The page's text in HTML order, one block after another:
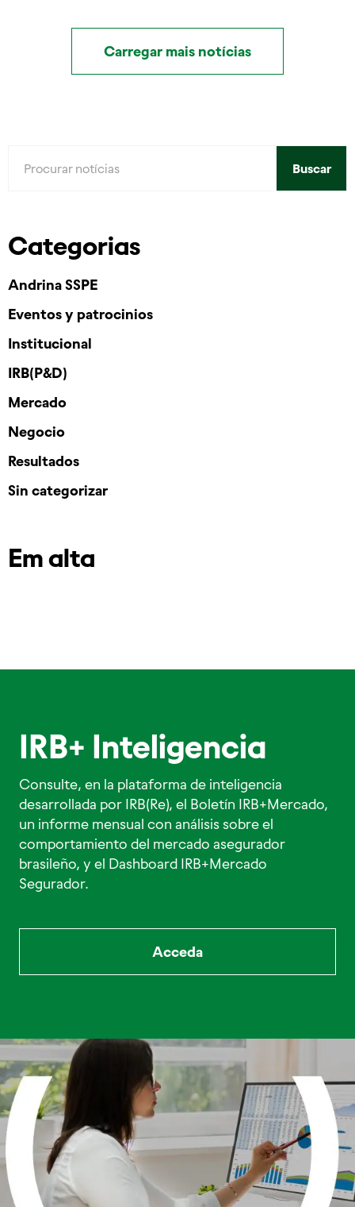
Carregar mais notícias
Buscar
Categorias
Andrina SSPE
Eventos y patrocinios
Institucional
IRB(P&D)
Mercado
Negocio
Resultados
Sin categorizar
Em alta
IRB+ Inteligencia
Consulte, en la plataforma de inteligencia
desarrollada por IRB(Re), el Boletín IRB+Mercado,
un informe mensual con análisis sobre el
comportamiento del mercado asegurador
brasileño, y el Dashboard IRB+Mercado
Segurador.
Acceda